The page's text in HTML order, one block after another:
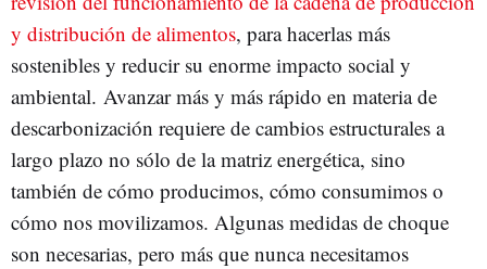
y distribución de alimentos, para hacerlas más
sostenibles y reducir su enorme impacto social y
ambiental. Avanzar más y más rápido en materia de
descarbonización requiere de cambios estructurales a
largo plazo no sólo de la matriz energética, sino
también de cómo producimos, cómo consumimos o
cómo nos movilizamos. Algunas medidas de choque
son necesarias, pero más que nunca necesitamos